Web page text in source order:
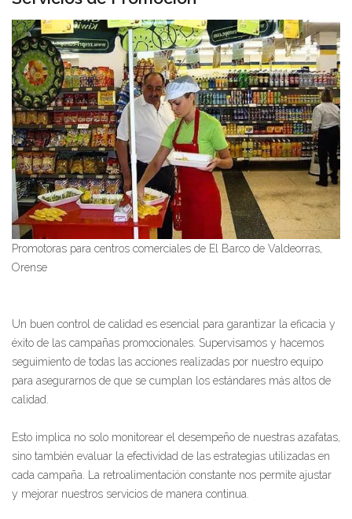
Promotoras para centros comerciales de El Barco de Valdeorras,
Orense
Un buen control de calidad es esencial para garantizar la eficacia y
éxito de las campañas promocionales. Supervisamos y hacemos
seguimiento de todas las acciones realizadas por nuestro equipo
para asegurarnos de que se cumplan los estándares más altos de
calidad.
Esto implica no solo monitorear el desempeño de nuestras azafatas,
sino también evaluar la efectividad de las estrategias utilizadas en
cada campaña. La retroalimentación constante nos permite ajustar
y mejorar nuestros servicios de manera continua.